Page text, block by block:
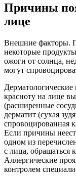
Причины
лице
Внешние факторы.
некоторые
ожоги от солнца,
могут
Дерматологические
красноту на лице
(расширенные
дерматит (сухая
спровоцированная
Если причины
одном из
с лица, обращаться
Аллергические
контролем